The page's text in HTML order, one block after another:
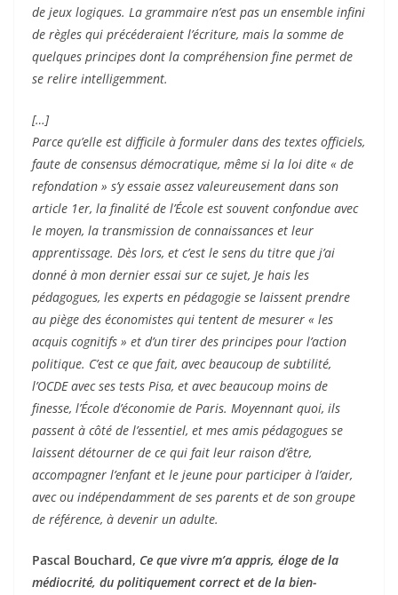
de jeux logiques. La grammaire n’est pas un ensemble infini
de règles qui précéderaient l’écriture, mais la somme de
quelques principes dont la compréhension fine permet de
se relire intelligemment.
[…]
Parce qu’elle est difficile à formuler dans des textes officiels,
faute de consensus démocratique, même si la loi dite « de
refondation » s’y essaie assez valeureusement dans son
article 1er, la finalité de l’École est souvent confondue avec
le moyen, la transmission de connaissances et leur
apprentissage. Dès lors, et c’est le sens du titre que j’ai
donné à mon dernier essai sur ce sujet, Je hais les
pédagogues, les experts en pédagogie se laissent prendre
au piège des économistes qui tentent de mesurer « les
acquis cognitifs » et d’un tirer des principes pour l’action
politique. C’est ce que fait, avec beaucoup de subtilité,
l’OCDE avec ses tests Pisa, et avec beaucoup moins de
finesse, l’École d’économie de Paris. Moyennant quoi, ils
passent à côté de l’essentiel, et mes amis pédagogues se
laissent détourner de ce qui fait leur raison d’être,
accompagner l’enfant et le jeune pour participer à l’aider,
avec ou indépendamment de ses parents et de son groupe
de référence, à devenir un adulte.
Pascal Bouchard, Ce que vivre m’a appris, éloge de la
médiocrité, du politiquement correct et de la bien-